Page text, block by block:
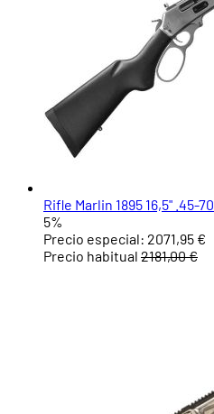
Rifle Marlin 1895 16,5" .45-70
5%
Precio especial: 2071,95 €
Precio habitual 2181,00 €